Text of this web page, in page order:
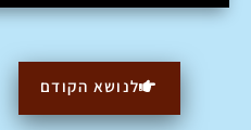
לנושא הקודם